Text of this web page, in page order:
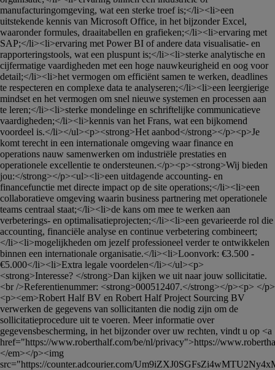
manufacturingomgeving, wat een sterke troef is;</li><li>een
uitstekende kennis van Microsoft Office, in het bijzonder Excel,
waaronder formules, draaitabellen en grafieken;</li><li>ervaring met
SAP;</li><li>ervaring met Power BI of andere data visualisatie- en
rapporteringstools, wat een pluspunt is;</li><li>sterke analytische en
cijfermatige vaardigheden met een hoge nauwkeurigheid en oog voor
detail;</li><li>het vermogen om efficiënt samen te werken, deadlines
te respecteren en complexe data te analyseren;</li><li>een leergierige
mindset en het vermogen om snel nieuwe systemen en processen aan
te leren;</li><li>sterke mondelinge en schriftelijke communicatieve
vaardigheden;</li><li>kennis van het Frans, wat een bijkomend
voordeel is.</li></ul><p><strong>Het aanbod</strong></p><p>Je
komt terecht in een internationale omgeving waar finance en
operations nauw samenwerken om industriële prestaties en
operationele excellentie te ondersteunen.</p><p><strong>Wij bieden
jou:</strong></p><ul><li>een uitdagende accounting- en
financefunctie met directe impact op de site operations;</li><li>een
collaboratieve omgeving waarin business partnering met operationele
teams centraal staat;</li><li>de kans om mee te werken aan
verbeterings- en optimalisatieprojecten;</li><li>een gevarieerde rol die
accounting, financiële analyse en continue verbetering combineert;
</li><li>mogelijkheden om jezelf professioneel verder te ontwikkelen
binnen een internationale organisatie.</li><li>Loonvork: €3.500 -
€5.000</li><li>Extra legale voordelen</li></ul><p>
<strong>Interesse? </strong>Dan kijken we uit naar jouw sollicitatie.
<br />Referentienummer: <strong>000512407.</strong></p><p> </p>
<p><em>Robert Half BV en Robert Half Project Sourcing BV
verwerken de gegevens van sollicitanten die nodig zijn om de
sollicitatieprocedure uit te voeren. Meer informatie over
gegevensbescherming, in het bijzonder over uw rechten, vindt u op <a
href="https://www.roberthalf.com/be/nl/privacy">https://
</em></p><img
src="https://counter.adcourier.com/